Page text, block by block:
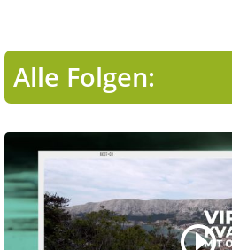
Alle Folgen: